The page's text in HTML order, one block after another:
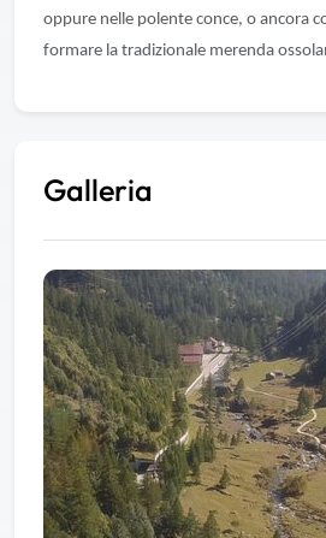
oppure nelle polente conce, o ancora
formare la tradizionale merenda
Galleria